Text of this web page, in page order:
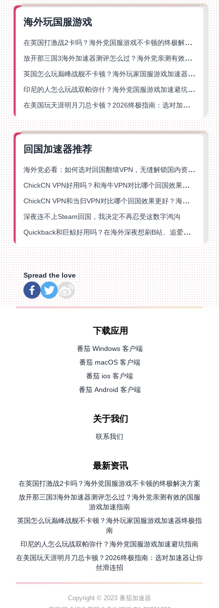
海外玩国服游戏
在英国打激战2卡吗？海外党国服游戏不卡顿的终极解决方案
放开那三国3海外加速器测评怎么过？海外党亲测有效的国服游戏加速指南
英国怎么玩巅峰战舰不卡顿？海外玩家国服游戏加速器终极指南
印尼的人怎么玩战双帕弥什？海外党国服游戏加速避坑指南
在美国玩天涯明月刀总卡顿？2026终极指南：选对加速器让你丝滑连招
回国加速器推荐
海外党必看：如何选对回国翻墙VPN，无缝解锁国内资源？
ChickCN VPN好用吗？和海牛VPN对比哪个回国效果更好？
ChickCN VPN和当归VPN对比哪个回国效果更好？海外党亲测后选了它
深夜连不上Steam回国，我决定不再忍受这数字鸿沟
Quickback和巨鲸好用吗？在海外深夜想刷B站、追爱奇艺的你，或许正需要这份答案
Spread the love
下载应用
番茄 Windows 客户端
番茄 macOS 客户端
番茄 ios 客户端
番茄 Android 客户端
关于我们
联系我们
最新资讯
在英国打激战2卡吗？海外党国服游戏不卡顿的终极解决方案
放开那三国3海外加速器测评怎么过？海外党亲测有效的国服
游戏加速指南
英国怎么玩巅峰战舰不卡顿？海外玩家国服游戏加速器终极指
南
印尼的人怎么玩战双帕弥什？海外党国服游戏加速避坑指南
在美国玩天涯明月刀总卡顿？2026终极指南：选对加速器让你
丝滑连招
Copyright © 2023 番茄加速器